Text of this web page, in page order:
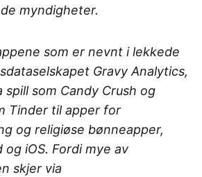
myndigheter.
som er nevnt i lekkede
Gravy Analytics,
som Candy Crush og
Tinder til apper for
og religiøse bønneapper,
og iOS. Fordi mye av
skjer via